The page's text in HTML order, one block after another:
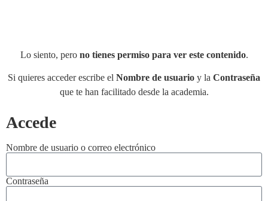
Lo siento, perono tienes permiso para ver este contenido.
Si quieres acceder escribe el Nombre de usuario y la Contraseña
que te han facilitado desde la academia.
Accede
Nombre de usuario o correo electrónico
Contraseña